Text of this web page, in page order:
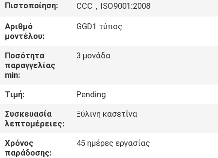
ΓΎΡΟΣ
ΕΡΓΟΣΤΑΣΊΩΝ
ΠΟΙΟΤΙΚΌΣ
ΈΛΕΓΧΟΣ
ΜΑΣ
ΕΛΆΤΕ
ΣΕ
Πιστοποίηση:
CCC，ISO9001:2008
Αριθμό
μοντέλου:
GGD1 τύπος
Ποσότητα
παραγγελίας
min:
3 μονάδα
Τιμή:
Pending
Συσκευασία
λεπτομέρειες:
Ξύλινη κασετίνα
Χρόνος
παράδοσης:
45 ημέρες εργασίας